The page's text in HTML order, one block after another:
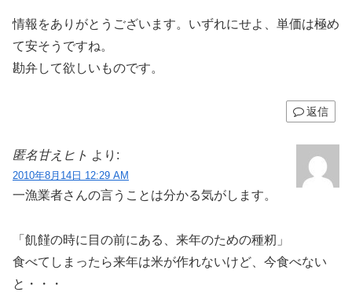
情報をありがとうございます。いずれにせよ、単価は極め
て安そうですね。
勘弁して欲しいものです。
返信
匿名甘えヒト より:
2010年8月14日 12:29 AM
一漁業者さんの言うことは分かる気がします。
「飢饉の時に目の前にある、来年のための種籾」
食べてしまったら来年は米が作れないけど、今食べない
と・・・